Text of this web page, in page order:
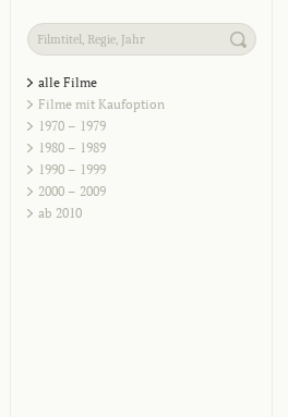
alle Filme
Filme mit Kaufoption
1970 – 1979
1980 – 1989
1990 – 1999
2000 – 2009
ab 2010